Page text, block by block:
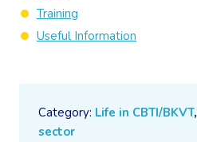
Category: Life in CBTI/BKVT,
sector
Training
Useful Information